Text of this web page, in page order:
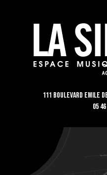
111 Boulevard Emile
05